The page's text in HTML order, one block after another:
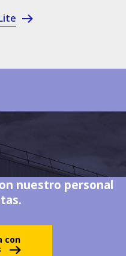
nuestro personal
con